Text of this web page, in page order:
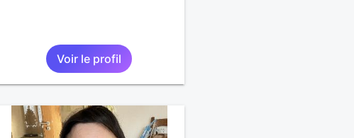
Voir le profil